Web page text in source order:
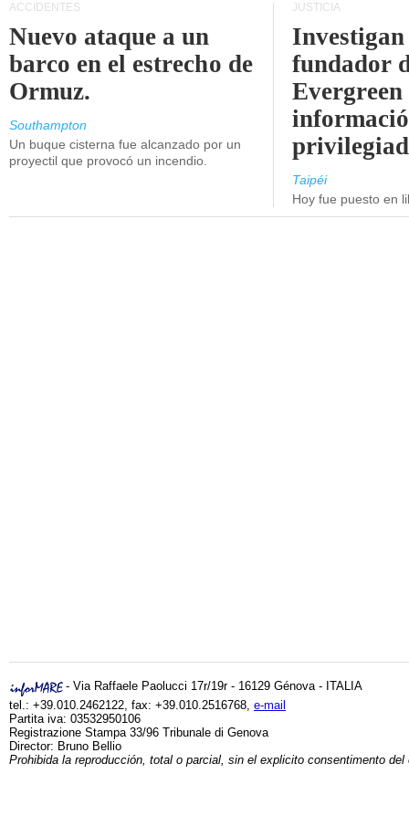
ACCIDENTES
Nuevo ataque a un
barco en el estrecho de
Ormuz.
Southampton
Un buque cisterna fue alcanzado por un
proyectil que provocó un incendio.
JUSTICIA
fundador
Taipéi
Hoy fue puesto en
- Via Raffaele Paolucci 17r/19r - 16129 Génova - ITALIA
tel.: +39.010.2462122, fax: +39.010.2516768, e-mail
Partita iva: 03532950106
Registrazione Stampa 33/96 Tribunale di Genova
Director: Bruno Bellio
Prohibida la reproducción, total o parcial, sin el explicito consentimento del